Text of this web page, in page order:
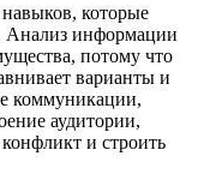
которые
Анализ информации
потому что
варианты и
коммуникации,
аудитории,
и строить